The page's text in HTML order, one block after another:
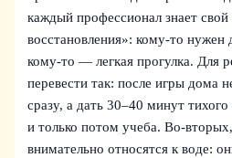
каждый профессионал знает
восстановления»: кому-то нужен
кому-то — легкая прогулка. Для
перевести так: после игры дома
сразу, а дать 30–40 минут
и только потом учеба.
внимательно относятся к воде: